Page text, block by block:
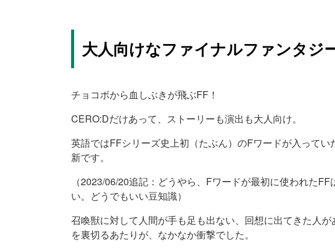
大人向けなファイナルファンタジ
チョコボから血しぶきが飛ぶFF！
CERO:Dだけあって、ストーリーも演出も大人向け。
英語ではFFシリーズ史上初（たぶん）のFワードが入って
新です。
（2023/06/20追記：どうやら、Fワードが最初に使われた
い。どうでもいい豆知識）
召喚獣に対して人間が手も足も出ない、回想に出てきた人
を裏切るあたりが、なかなか衝撃でした。